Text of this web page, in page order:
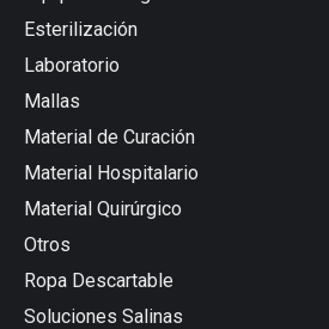
Esterilización
Laboratorio
Mallas
Material de Curación
Material Hospitalario
Material Quirúrgico
Otros
Ropa Descartable
Soluciones Salinas